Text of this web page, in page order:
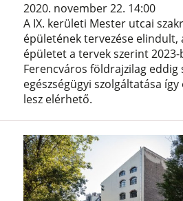
2020. november 22. 14:00
A IX. kerületi Mester utcai
épületének tervezése elindult,
épületet a tervek szerint 2023-
Ferencváros földrajzilag eddig
egészségügyi szolgáltatása így
lesz elérhető.